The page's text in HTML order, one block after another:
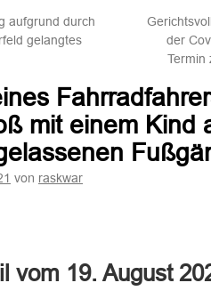
aufgrund durch
gelangtes
der
Termin
mit einem Kind
von raskwar
vom 19. August